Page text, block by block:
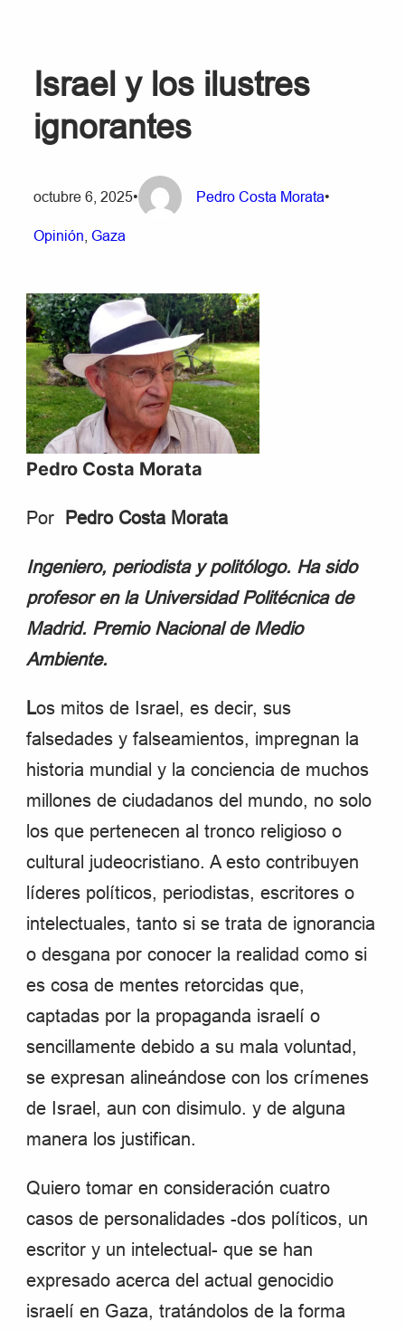
Israel y los ilustres
ignorantes
octubre 6, 2025• Pedro Costa Morata•
Opinión , Gaza
Pedro Costa Morata
Por Pedro Costa Morata
Ingeniero, periodista y politólogo. Ha sido
profesor en la Universidad Politécnica de
Madrid. Premio Nacional de Medio
Ambiente.
Los mitos de Israel, es decir, sus
falsedades y falseamientos, impregnan la
historia mundial y la conciencia de muchos
millones de ciudadanos del mundo, no solo
los que pertenecen al tronco religioso o
cultural judeocristiano. A esto contribuyen
líderes políticos, periodistas, escritores o
intelectuales, tanto si se trata de ignorancia
o desgana por conocer la realidad como si
es cosa de mentes retorcidas que,
captadas por la propaganda israelí o
sencillamente debido a su mala voluntad,
se expresan alineándose con los crímenes
de Israel, aun con disimulo. y de alguna
manera los justifican.
Quiero tomar en consideración cuatro
casos de personalidades -dos políticos, un
escritor y un intelectual- que se han
expresado acerca del actual genocidio
israelí en Gaza, tratándolos de la forma